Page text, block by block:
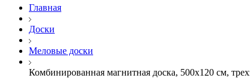
Главная
Доски
Меловые доски
Комбинированная магнитная доска, 500х120 см,